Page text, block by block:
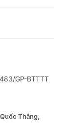
GP-BTTTT
Thắng,